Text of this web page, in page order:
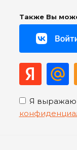
Также Вы
Я выражаю